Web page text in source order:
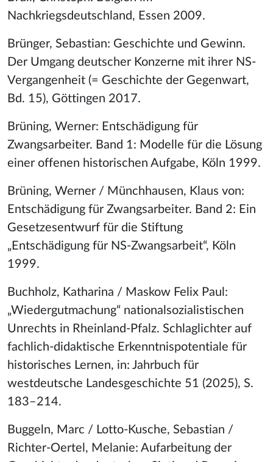
Nachkriegsdeutschland, Essen 2009.
Brünger, Sebastian: Geschichte und Gewinn.
Der Umgang deutscher Konzerne mit ihrer NS-
Vergangenheit (= Geschichte der Gegenwart,
Bd. 15), Göttingen 2017.
Brüning, Werner: Entschädigung für
Zwangsarbeiter. Band 1: Modelle für die Lösung
einer offenen historischen Aufgabe, Köln 1999.
Brüning, Werner / Münchhausen, Klaus von:
Entschädigung für Zwangsarbeiter. Band 2: Ein
Gesetzesentwurf für die Stiftung
„Entschädigung für NS-Zwangsarbeit“, Köln
1999.
Buchholz, Katharina / Maskow Felix Paul:
„Wiedergutmachung“ nationalsozialistischen
Unrechts in Rheinland-Pfalz. Schlaglichter auf
fachlich-didaktische Erkenntnispotentiale für
historisches Lernen, in: Jahrbuch für
westdeutsche Landesgeschichte 51 (2025), S.
183–214.
Buggeln, Marc / Lotto-Kusche, Sebastian /
Richter-Oertel, Melanie: Aufarbeitung der